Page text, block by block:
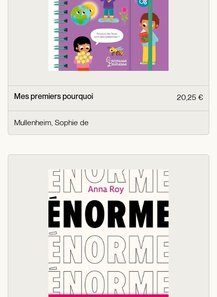
Mes premiers pourquoi 20,25 €
Mullenheim, Sophie de